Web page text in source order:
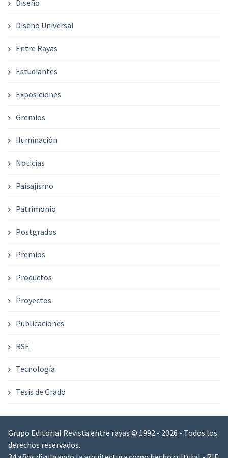
Diseño
Diseño Universal
Entre Rayas
Estudiantes
Exposiciones
Gremios
Iluminación
Noticias
Paisajismo
Patrimonio
Postgrados
Premios
Productos
Proyectos
Publicaciones
RSE
Tecnología
Tesis de Grado
Grupo Editorial Revista entre rayas © 1992 - 2026 - Todos los
derechos reservados.